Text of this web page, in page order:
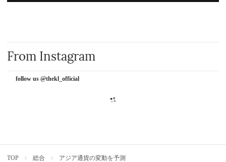
From Instagram
follow us @thekl_official
TOP 総合 アジア通貨の変動を予測